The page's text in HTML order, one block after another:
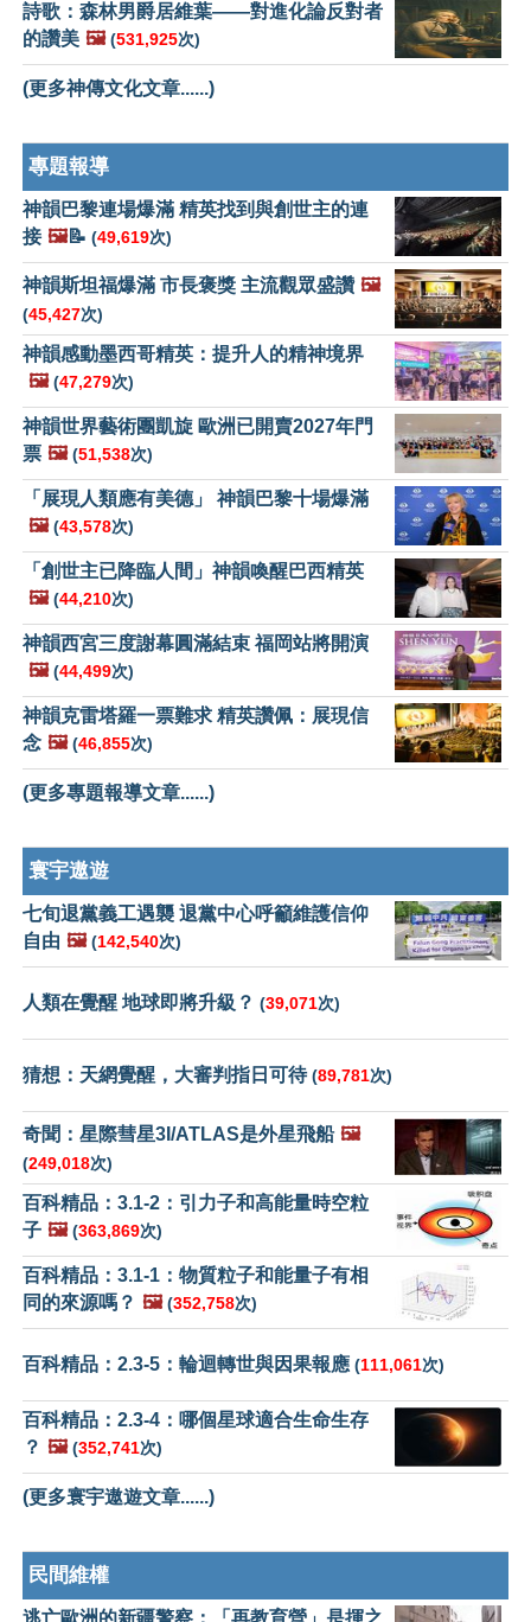
詩歌：森林男爵居維葉——對進化論反對者
的讚美 🖼️ (531,925次)
(更多神傳文化文章......)
專題報導
神韻巴黎連場爆滿 精英找到與創世主的連
接 🖼️📝 (49,619次)
神韻斯坦福爆滿 市長褒獎 主流觀眾盛讚 🖼️
(45,427次)
神韻感動墨西哥精英：提升人的精神境界
🖼️ (47,279次)
神韻世界藝術團凱旋 歐洲已開賣2027年門
票 🖼️ (51,538次)
「展現人類應有美德」 神韻巴黎十場爆滿
🖼️ (43,578次)
「創世主已降臨人間」神韻喚醒巴西精英
🖼️ (44,210次)
神韻西宮三度謝幕圓滿結束 福岡站將開演
🖼️ (44,499次)
神韻克雷塔羅一票難求 精英讚佩：展現信
念 🖼️ (46,855次)
(更多專題報導文章......)
寰宇遨遊
七旬退黨義工遇襲 退黨中心呼籲維護信仰
自由 🖼️ (142,540次)
人類在覺醒 地球即將升級？ (39,071次)
猜想：天網覺醒，大審判指日可待(89,781次)
奇聞：星際彗星3I/ATLAS是外星飛船 🖼️
(249,018次)
百科精品：3.1-2：引力子和高能量時空粒
子 🖼️ (363,869次)
百科精品：3.1-1：物質粒子和能量子有相
同的來源嗎？ 🖼️ (352,758次)
百科精品：2.3-5：輪迴轉世與因果報應 (111,061次)
百科精品：2.3-4：哪個星球適合生命生存
？ 🖼️ (352,741次)
(更多寰宇遨遊文章......)
民間維權
逃亡歐洲的新疆警察：「再教育營」是揮之